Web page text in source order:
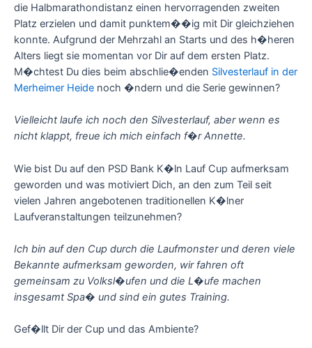
die Halbmarathondistanz einen hervorragenden zweiten
Platz erzielen und damit punktem��ig mit Dir gleichziehen
konnte. Aufgrund der Mehrzahl an Starts und des h�heren
Alters liegt sie momentan vor Dir auf dem ersten Platz.
M�chtest Du dies beim abschlie�enden Silvesterlauf in der
Merheimer Heide noch �ndern und die Serie gewinnen?
Vielleicht laufe ich noch den Silvesterlauf, aber wenn es
nicht klappt, freue ich mich einfach f�r Annette.
Wie bist Du auf den PSD Bank K�ln Lauf Cup aufmerksam
geworden und was motiviert Dich, an den zum Teil seit
vielen Jahren angebotenen traditionellen K�lner
Laufveranstaltungen teilzunehmen?
Ich bin auf den Cup durch die Laufmonster und deren viele
Bekannte aufmerksam geworden, wir fahren oft
gemeinsam zu Volksl�ufen und die L�ufe machen
insgesamt Spa� und sind ein gutes Training.
Gef�llt Dir der Cup und das Ambiente?